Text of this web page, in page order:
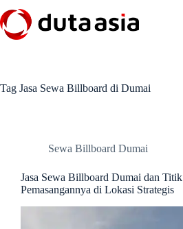
to
content
Tag Jasa Sewa Billboard di Dumai
Sewa Billboard Dumai
Jasa Sewa Billboard Dumai dan Titik
Pemasangannya di Lokasi Strategis